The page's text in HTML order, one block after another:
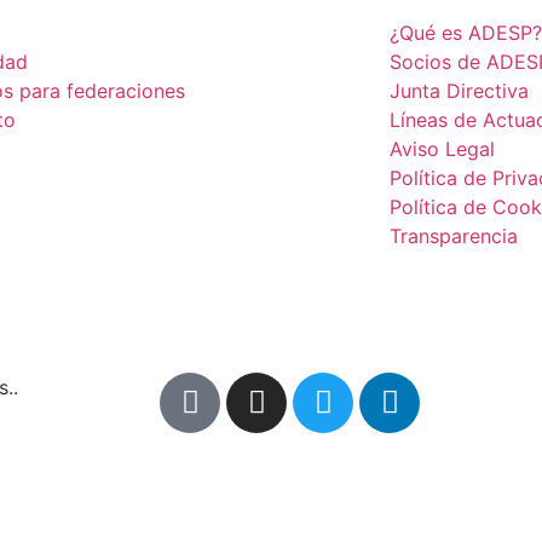
para federaciones
¿Qué es ADESP?
Socios de
Junta Directiva
Líneas de
Aviso Legal
Política de
Política de
Transparencia